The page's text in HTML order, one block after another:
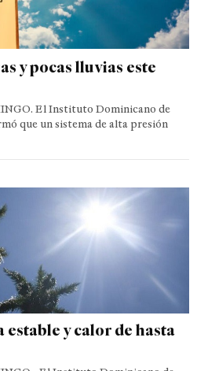
y pocas lluvias este
El Instituto Dominicano de
que un sistema de alta presión
y calor de hasta